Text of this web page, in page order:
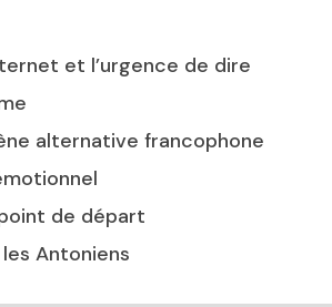
et l’urgence de dire
alternative francophone
de départ
Antoniens